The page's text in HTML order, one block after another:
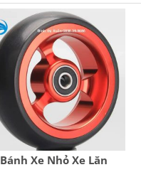
Bánh Xe Nhỏ Xe Lăn